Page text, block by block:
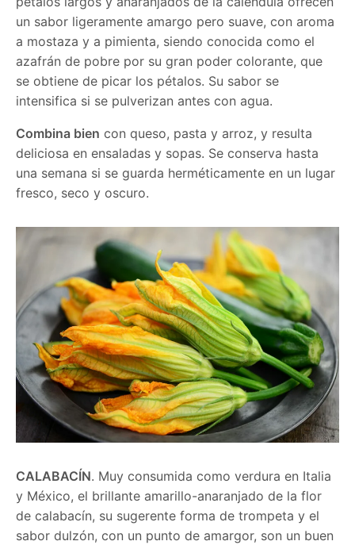
un sabor ligeramente amargo pero suave, con aroma
a mostaza y a pimienta, siendo conocida como el
azafrán de pobre por su gran poder colorante, que
se obtiene de picar los pétalos. Su sabor se
intensifica si se pulverizan antes con agua.
Combina bien con queso, pasta y arroz, y resulta
deliciosa en ensaladas y sopas. Se conserva hasta
una semana si se guarda herméticamente en un lugar
fresco, seco y oscuro.
CALABACÍN. Muy consumida como verdura en Italia
y México, el brillante amarillo-anaranjado de la flor
de calabacín, su sugerente forma de trompeta y el
sabor dulzón, con un punto de amargor, son un buen